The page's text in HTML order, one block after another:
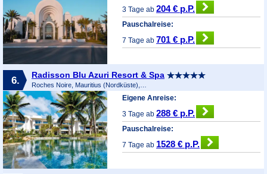
3 Tage ab204 € p.P.
Pauschalreise:
7 Tage ab 701 € p.P.
6. Radisson Blu Azuri Resort & Spa
Eigene Anreise:
3 Tage ab288 € p.P.
Pauschalreise:
7 Tage ab 1528 € p.P.